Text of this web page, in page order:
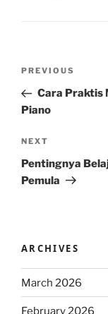
Previous
Post
PREVIOUS
Cara Praktis
Piano
Next
Post
NEXT
Pentingnya
Pemula
ARCHIVES
March 2026
February 2026